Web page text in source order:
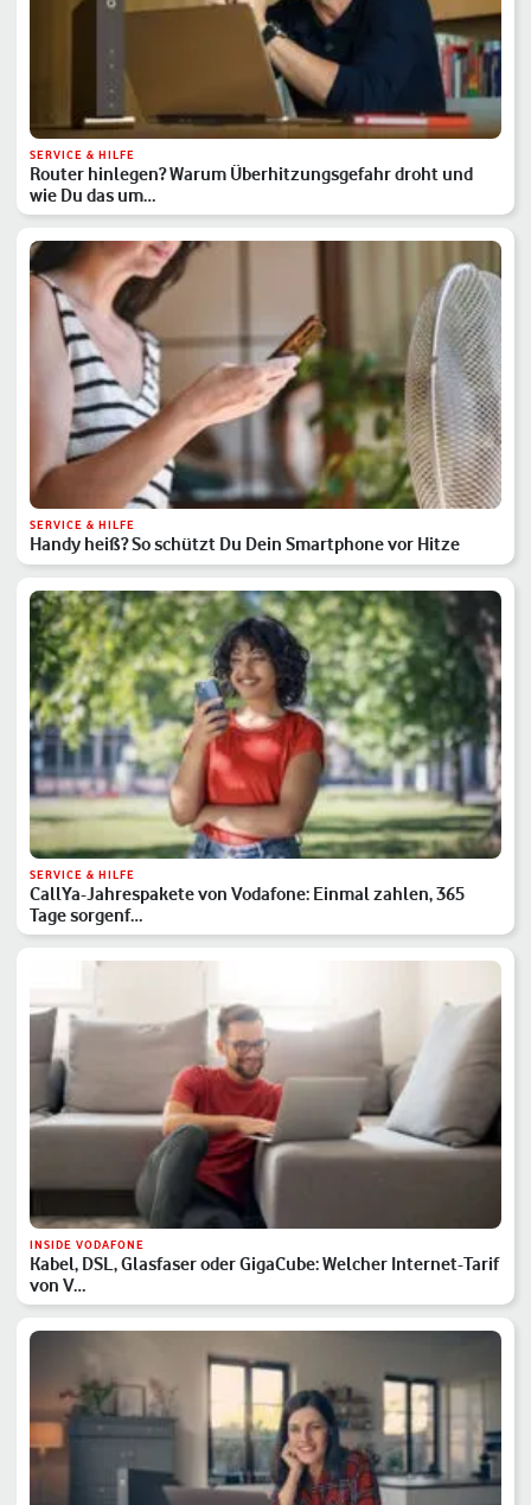
SERVICE & HILFE
Router hinlegen? Warum Überhitzungsgefahr droht und
wie Du das um…
SERVICE & HILFE
Handy heiß? So schützt Du Dein Smartphone vor Hitze
SERVICE & HILFE
CallYa-Jahrespakete von Vodafone: Einmal zahlen, 365
Tage sorgenf…
INSIDE VODAFONE
Kabel, DSL, Glasfaser oder GigaCube: Welcher Internet-Tarif
von V…